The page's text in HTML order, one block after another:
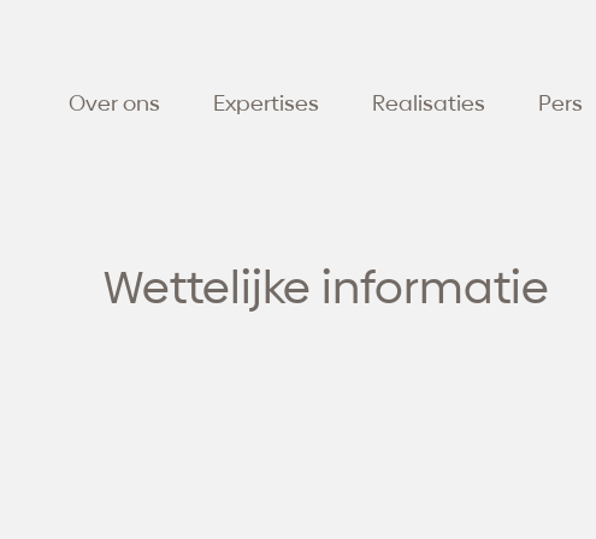
Over ons Expertises Realisaties Pers
Wettelijke informatie